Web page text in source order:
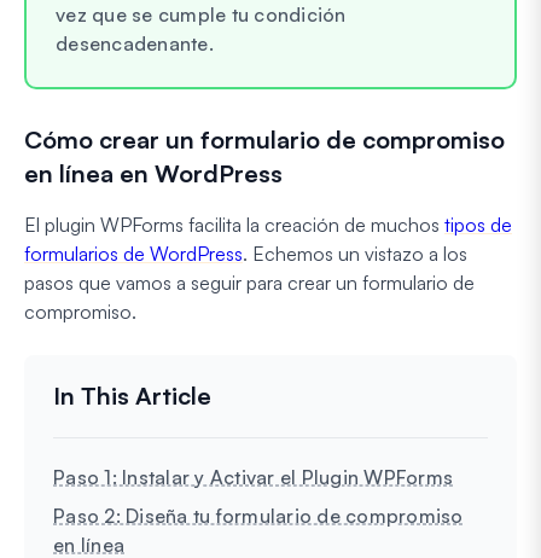
vez que se cumple tu condición
desencadenante.
Cómo crear un formulario de compromiso
en línea en WordPress
El plugin WPForms facilita la creación de muchos tipos de
formularios de WordPress. Echemos un vistazo a los
pasos que vamos a seguir para crear un formulario de
compromiso.
Paso 1: Instalar y Activar el Plugin WPForms
Paso 2: Diseña tu formulario de compromiso
en línea